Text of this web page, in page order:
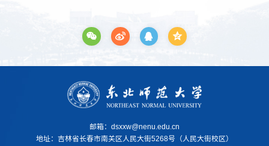
邮箱：dsxxw@nenu.edu.cn
地址： 吉林省长春市南关区人民大街5268号（人民大街校区）